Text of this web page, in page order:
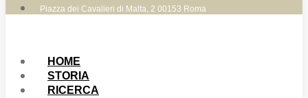
Piazza dei Cavalieri di Malta, 2 00153 Roma
HOME
STORIA
RICERCA